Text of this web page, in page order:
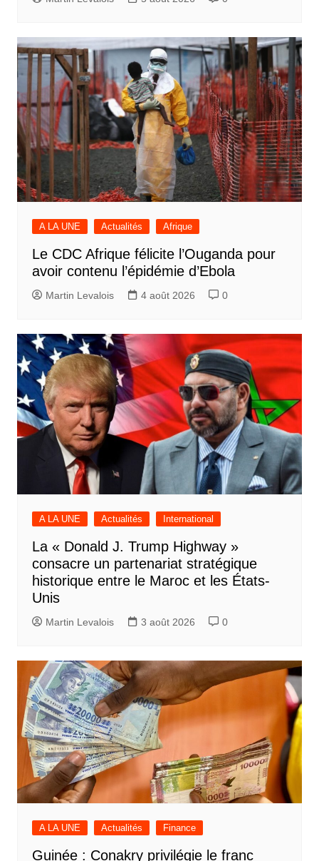
A LA UNE Actualités Afrique
Le CDC Afrique félicite l’Ouganda pour
avoir contenu l’épidémie d’Ebola
Martin Levalois 4 août 2026 0
A LA UNE Actualités International
La « Donald J. Trump Highway »
consacre un partenariat stratégique
historique entre le Maroc et les États-
Unis
Martin Levalois 3 août 2026 0
A LA UNE Actualités Finance
Guinée : Conakry privilégie le franc